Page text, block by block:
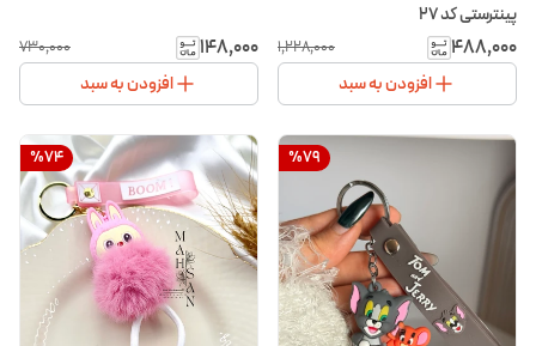
پینترستی کد ۲۷
۴۸۸٬۰۰۰ ۱٬۲۲۸٬۰۰۰
افزودن به سبد
۱۴۸٬۰۰۰ ۷۳۰٬۰۰۰
افزودن به سبد
%79
%74